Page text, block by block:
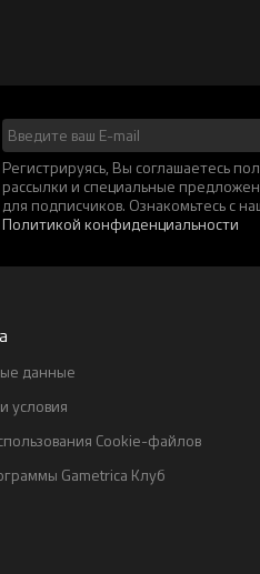
Регистрируясь, Вы соглашаетесь
рассылки и специальные
для подписчиков. Ознакомьтесь с
Политикой конфиденциальности
данные
условия
Cookie-файлов
Gametrica Клуб